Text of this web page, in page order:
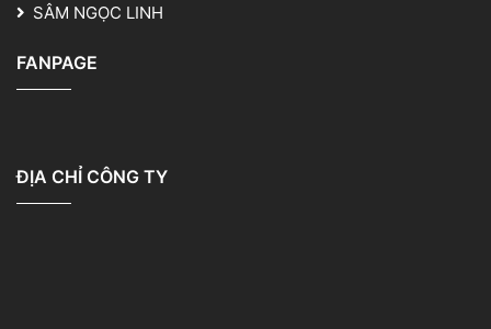
SÂM NGỌC LINH
FANPAGE
ĐỊA CHỈ CÔNG TY